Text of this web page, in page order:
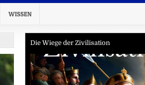
WISSEN
Die Wiege der Zivilisation